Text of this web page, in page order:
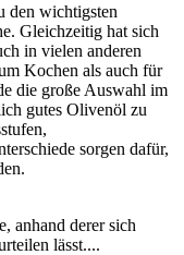
den wichtigsten
Gleichzeitig hat sich
in vielen anderen
Kochen als auch für
die große Auswahl im
gutes Olivenöl zu
sorgen dafür,
anhand derer sich
lässt....